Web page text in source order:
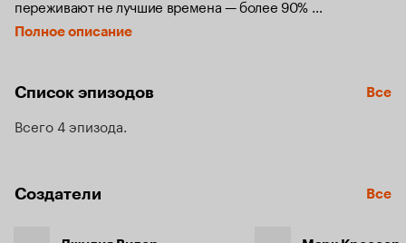
переживают не лучшие времена — более 90%
их территорий пострадало из-за действий человека.
Как они приспосабливаются к этим катастрофическим
Полное описание
Список эпизодов Все
Всего 4 эпизода
Создатели Все